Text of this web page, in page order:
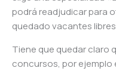
podrá readjudicar para
quedado vacantes
Tiene que quedar claro
concursos, por ejemplo